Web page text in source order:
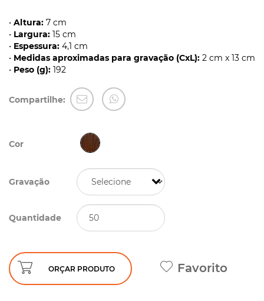
• Altura: 7 cm
• Largura: 15 cm
• Espessura: 4,1 cm
• Medidas aproximadas para gravação (CxL): 2 cm x 13 cm
• Peso (g): 192
Compartilhe:
Cor
Gravação
Quantidade
ORÇAR PRODUTO Favorito